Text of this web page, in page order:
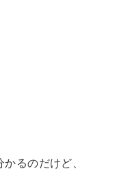
るのだけど、